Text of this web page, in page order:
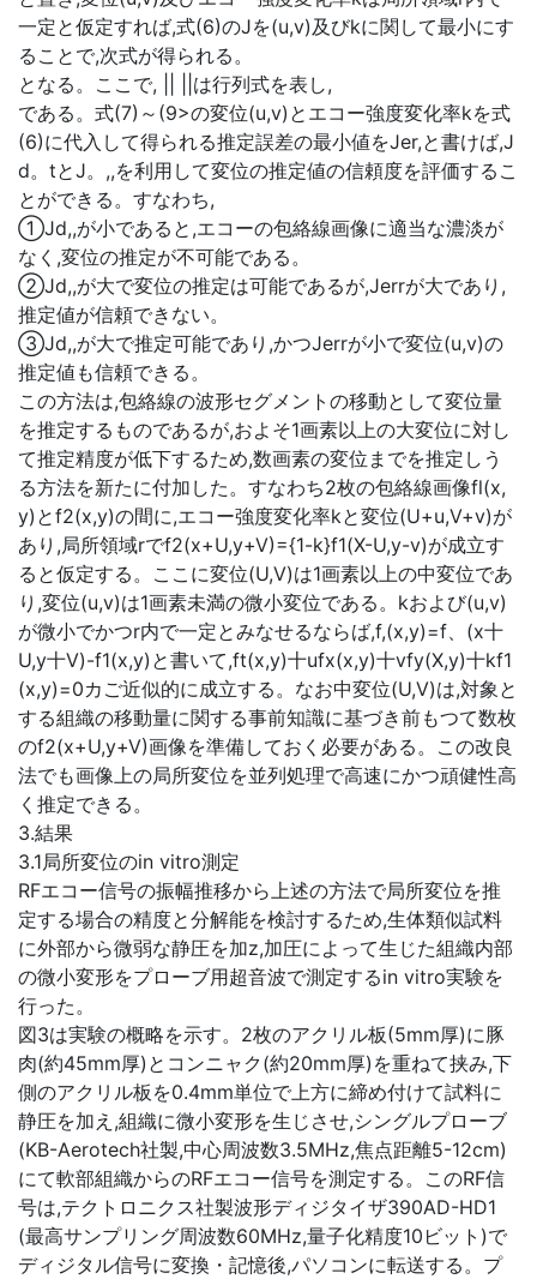
一定と仮定すれば,式(6)のJを(u,v)及びkに関して最小にす
ることで,次式が得られる。
となる。ここで, || ||は行列式を表し,
である。式(7)～(9>の変位(u,v)とエコー強度変化率kを式
(6)に代入して得られる推定誤差の最小値をJer,と書けば,J
d。tとJ。,,を利用して変位の推定値の信頼度を評価するこ
とができる。すなわち,
①Jd,,が小であると,エコーの包絡線画像に適当な濃淡が
なく,変位の推定が不可能である。
②Jd,,が大で変位の推定は可能であるが,Jerrが大であり,
推定値が信頼できない。
③Jd,,が大で推定可能であり,かつJerrが小で変位(u,v)の
推定値も信頼できる。
この方法は,包絡線の波形セグメントの移動として変位量
を推定するものであるが,およそ1画素以上の大変位に対し
て推定精度が低下するため,数画素の変位までを推定しう
る方法を新たに付加した。すなわち2枚の包絡線画像fl(x,
y)とf2(x,y)の間に,エコー強度変化率kと変位(U+u,V+v)が
あり,局所領域rでf2(x+U,y+V)={1-k}f1(X-U,y-v)が成立す
ると仮定する。ここに変位(U,V)は1画素以上の中変位であ
り,変位(u,v)は1画素未満の微小変位である。kおよび(u,v)
が微小でかつr内で一定とみなせるならば,f,(x,y)=f、(x十
U,y十V)-f1(x,y)と書いて,ft(x,y)十ufx(x,y)十vfy(X,y)十kf1
(x,y)=0カご近似的に成立する。なお中変位(U,V)は,対象と
する組織の移動量に関する事前知識に基づき前もつて数枚
のf2(x+U,y+V)画像を準備しておく必要がある。この改良
法でも画像上の局所変位を並列処理で高速にかつ頑健性高
く推定できる。
3.結果
3.1局所変位のin vitro測定
RFエコー信号の振幅推移から上述の方法で局所変位を推
定する場合の精度と分解能を検討するため,生体類似試料
に外部から微弱な静圧を加z,加圧によって生じた組織内部
の微小変形をプローブ用超音波で測定するin vitro実験を
行った。
図3は実験の概略を示す。2枚のアクリル板(5mm厚)に豚
肉(約45mm厚)とコンニャク(約20mm厚)を重ねて挟み,下
側のアクリル板を0.4mm単位で上方に締め付けて試料に
静圧を加え,組織に微小変形を生じさせ,シングルプローブ
(KB-Aerotech社製,中心周波数3.5MHz,焦点距離5-12cm)
にて軟部組織からのRFエコー信号を測定する。このRF信
号は,テクトロニクス社製波形ディジタイザ390AD-HD1
(最高サンプリング周波数60MHz,量子化精度10ビット)で
ディジタル信号に変換・記憶後,パソコンに転送する。プ